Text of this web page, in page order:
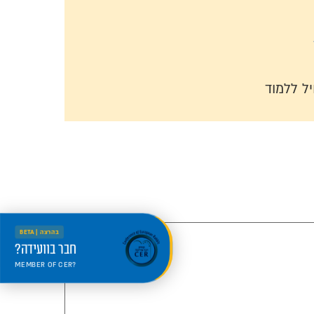
ללמוד
בהרצה | BETA
חבר בוועידה?
MEMBER OF CER?
Welcome to the new portal